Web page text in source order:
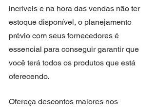
incríveis e na hora das vendas não ter
estoque disponível, o planejamento
prévio com seus fornecedores é
essencial para conseguir garantir que
você terá todos os produtos que está
oferecendo.
Ofereça descontos maiores nos